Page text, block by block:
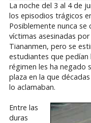
La noche del 3 al 4 de
los episodios trágicos
Posiblemente nunca
víctimas asesinadas
Tiananmen, pero se
estudiantes que
régimen les ha negado
plaza en la que
lo aclamaban.
Entre las
duras